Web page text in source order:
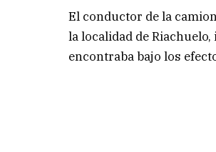
El conductor de la
la localidad de
encontraba bajo los